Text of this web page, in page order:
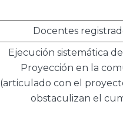
Docentes
Ejecución sistemática
Proyección en la
(articulado con el
obstaculizan el